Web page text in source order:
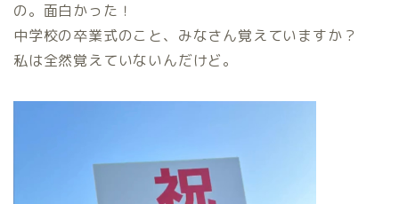
の。面白かった！
中学校の卒業式のこと、みなさん覚えていますか？
私は全然覚えていないんだけど。